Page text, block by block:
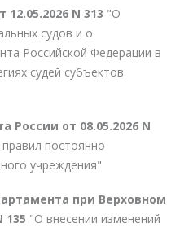
N 313 "О
судов и о
Российской Федерации в
судей субъектов
России от 08.05.2026 N
постоянно
учреждения"
при Верховном
135 "О внесении изменений